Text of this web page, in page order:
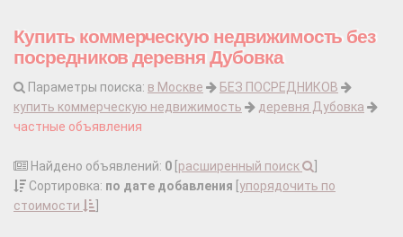
Купить коммерческую недвижимость без
посредников деревня Дубовка
Параметры поиска: в Москве
БЕЗ ПОСРЕДНИКОВ
купить коммерческую недвижимость
деревня Дубовка
частные объявления
Найдено объявлений: 0 расширенный поиск
Сортировка: по дате добавления упорядочить по
стоимости